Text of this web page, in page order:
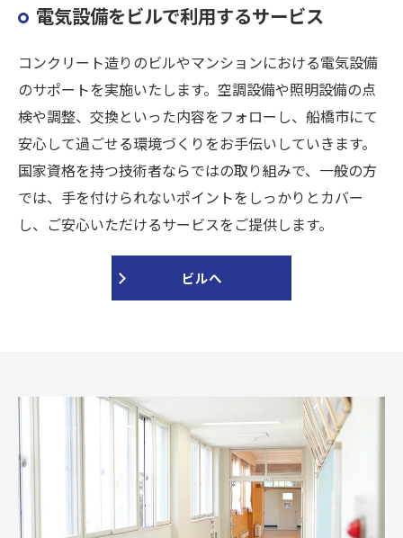
電気設備をビルで利用するサービス
コンクリート造りのビルやマンションにおける電気設備
のサポートを実施いたします。空調設備や照明設備の点
検や調整、交換といった内容をフォローし、船橋市にて
安心して過ごせる環境づくりをお手伝いしていきます。
国家資格を持つ技術者ならではの取り組みで、一般の方
では、手を付けられないポイントをしっかりとカバー
し、ご安心いただけるサービスをご提供します。
ビルへ